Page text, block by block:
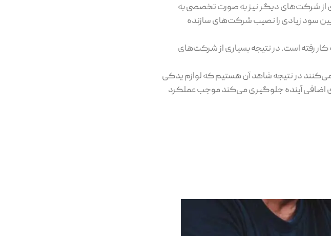
از شرکت‌های دیگر نیز به صورت تخصصی به
سود زیادی را نصیب شرکت‌های سازنده
رفته است. در نتیجه بسیاری از شرکت‌های
در نتیجه شاهد آن هستیم که لوازم یدکی
اضافی آینده جلوگیری می‌کند موجب عملکرد